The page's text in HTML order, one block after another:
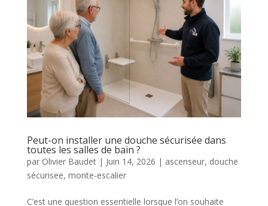
Peut-on installer une douche sécurisée dans
toutes les salles de bain ?
par Olivier Baudet| Juin 14, 2026 | ascenseur, douche
sécurisee, monte-escalier
C’est une question essentielle lorsque l’on souhaite